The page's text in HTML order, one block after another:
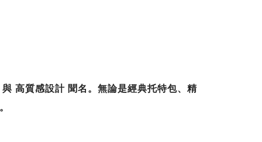
高質感設計 聞名。無論是經典托特包、精